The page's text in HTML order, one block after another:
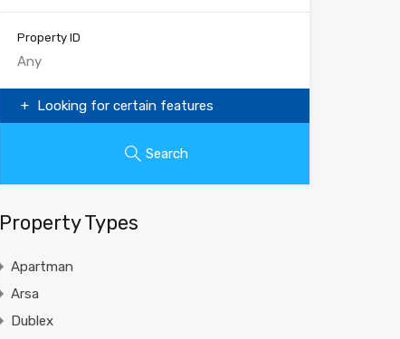
Property ID
Looking for certain features
Search
Property Types
Apartman
Arsa
Dublex